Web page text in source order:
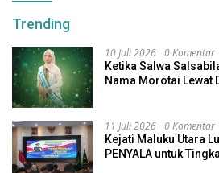
Trending
10 Juli 2026 0 Komentar
Ketika Salwa
Nama Morotai Lewat
11 Juli 2026 0 Komentar
Kejati Maluku Utara
PENYALA untuk